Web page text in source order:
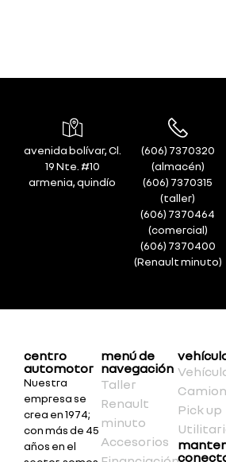
avenida bolívar, Cl.
19 Nte. #10
armenia, quindío
(606) 7370320
(almacén)
(606) 7370315
(taller)
(606) 7370464
(comercial)
(606) 7370400
(Renault minuto)
centro
automotor
Nuestra
empresa se
crea en 1974;
con más de 45
años en el
menú de
navegación
Taller
Renault
minuto
Accesorios
Pick up